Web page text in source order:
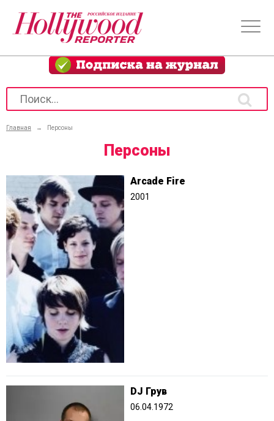
Главная → Персоны
Персоны
Arcade Fire
2001
DJ Грув
06.04.1972